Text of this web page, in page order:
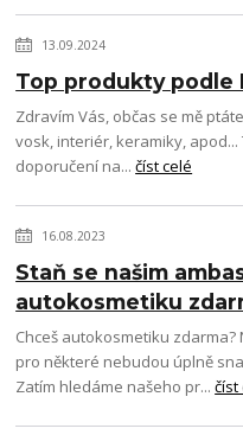
13.09.2024
Top produkty podle
Zdravím Vás, občas se mě
vosk, interiér, keramiky,
doporučení na...číst celé
16.08.2023
Staň se našim
autokosmetiku
Chceš autokosmetiku
pro některé nebudou úplně
Zatím hledáme našeho pr...číst